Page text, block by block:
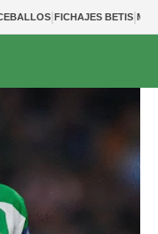
|FICHAJES BETIS|